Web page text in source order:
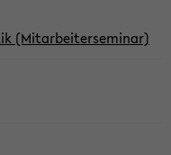
(Mitarbeiterseminar)